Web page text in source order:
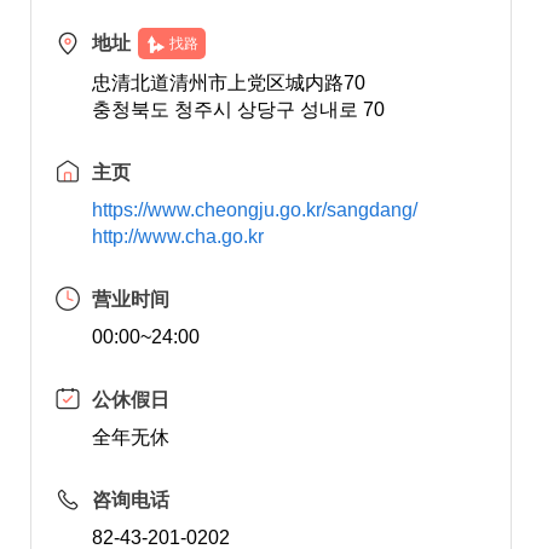
地址 找路
忠清北道清州市上党区城内路70
충청북도 청주시 상당구 성내로 70
主页
https://www.cheongju.go.kr/sangdang/
http://www.cha.go.kr
营业时间
00:00~24:00
公休假日
全年无休
咨询电话
82-43-201-0202